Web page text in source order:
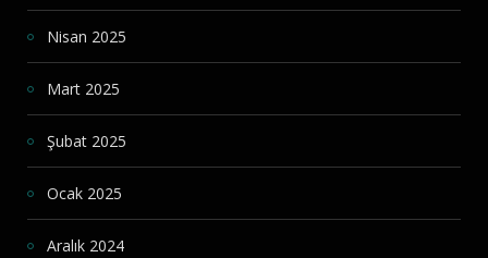
Nisan 2025
Mart 2025
Şubat 2025
Ocak 2025
Aralık 2024